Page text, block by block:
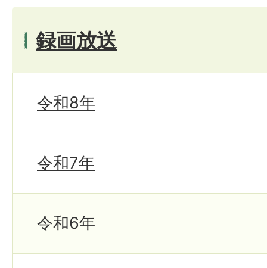
録画放送
令和8年
令和7年
令和6年